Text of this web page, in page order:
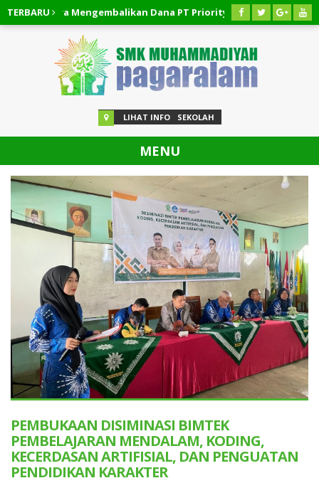
TERBARU
Cara Mengembalikan Dana PT Priority Valasindo Remittance
Cara Pembatalan Pinjaman Easycash
03 AGUSTUS 2026/
LIHAT INFO SEKOLAH
MENU
PEMBUKAAN DISIMINASI BIMTEK
PEMBELAJARAN MENDALAM, KODING,
KECERDASAN ARTIFISIAL, DAN PENGUATAN
PENDIDIKAN KARAKTER